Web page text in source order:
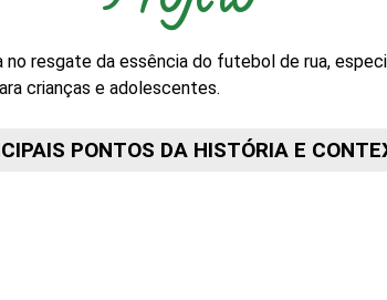
resgate da essência do futebol de rua,
crianças e adolescentes.
PONTOS DA HISTÓRIA E